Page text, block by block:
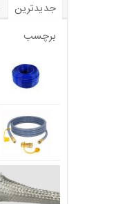
جدیدترین
برچسب